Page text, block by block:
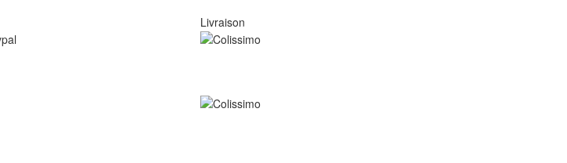
Livraison